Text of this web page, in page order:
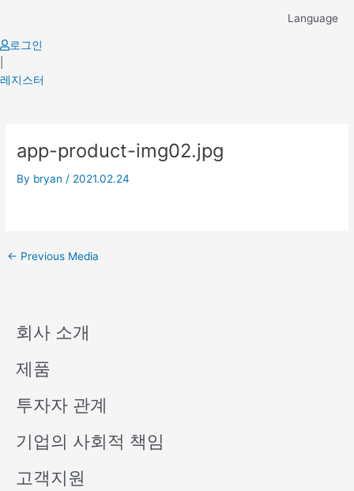
content
Language
로그인
레지스터
app-product-img02.jpg
By bryan / 2021.02.24
navigation
← Previous Media
회사 소개
제품
투자자 관계
기업의 사회적 책임
고객지원